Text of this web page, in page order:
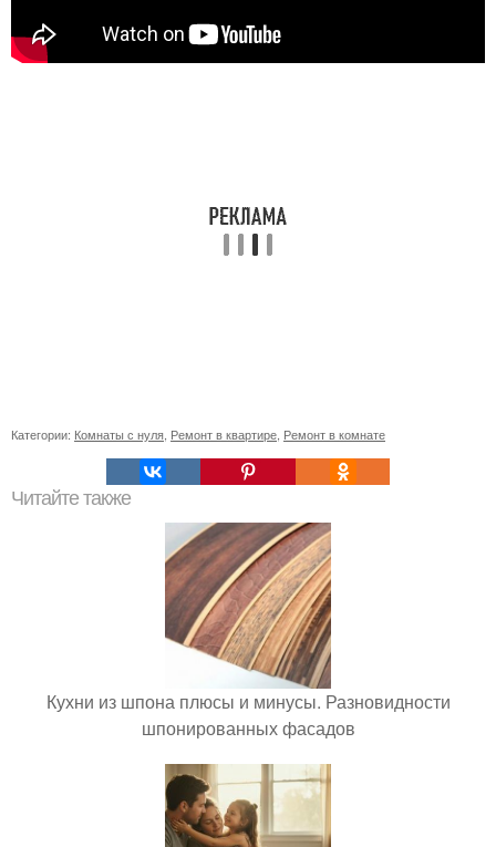
Категории: Комнаты с нуля Ремонт в квартире Ремонт в комнате
Читайте также
Кухни из шпона плюсы и минусы. Разновидности
шпонированных фасадов